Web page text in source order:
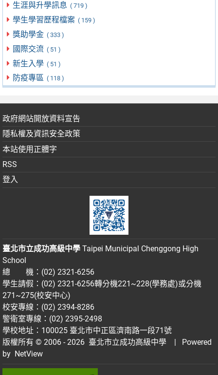
生涯與升學訊息 ( 719 )
學生學習歷程檔案 ( 159 )
獎助學金 ( 333 )
國際交流 ( 51 )
新生入學 ( 51 )
防疫專區 ( 118 )
政府網站開放資料宣告
隱私權及資訊安全政策
本站使用正體字
RSS
登入
臺北市立成功高級中學 Taipei Municipal Chenggong High
School
總 機：(02) 2321-6256
學生請假：(02) 2321-6256轉分機221~228(學務處)或分機
271~275(校安中心)
校安專線：(02) 2394-8286
警衛室專線：(02) 2395-2498
學校地址：100025 臺北市中正區濟南路一段71號
版權所有 © 2006 - 2026 臺北市立成功高級中學
| Powered
by NetView